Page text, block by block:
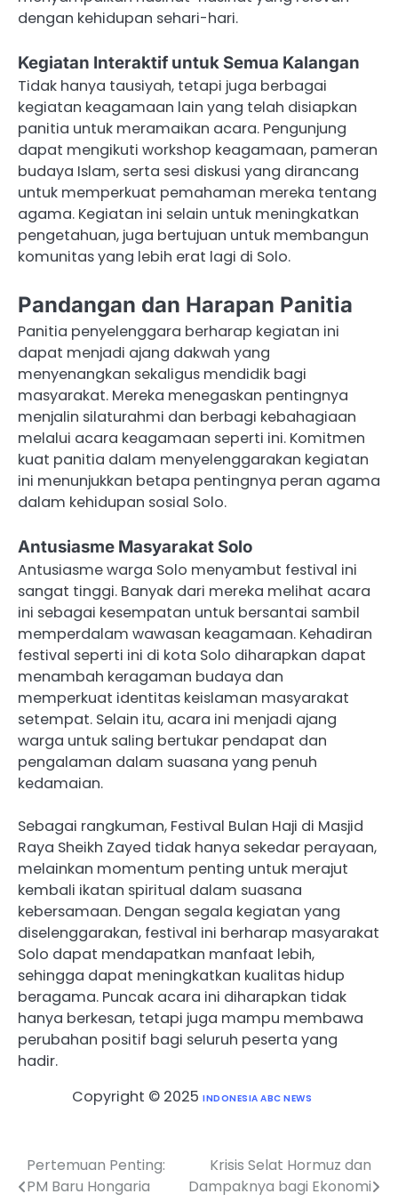
dengan kehidupan sehari-hari.
Kegiatan Interaktif untuk Semua Kalangan
Tidak hanya tausiyah, tetapi juga berbagai
kegiatan keagamaan lain yang telah disiapkan
panitia untuk meramaikan acara. Pengunjung
dapat mengikuti workshop keagamaan, pameran
budaya Islam, serta sesi diskusi yang dirancang
untuk memperkuat pemahaman mereka tentang
agama. Kegiatan ini selain untuk meningkatkan
pengetahuan, juga bertujuan untuk membangun
komunitas yang lebih erat lagi di Solo.
Pandangan dan Harapan Panitia
Panitia penyelenggara berharap kegiatan ini
dapat menjadi ajang dakwah yang
menyenangkan sekaligus mendidik bagi
masyarakat. Mereka menegaskan pentingnya
menjalin silaturahmi dan berbagi kebahagiaan
melalui acara keagamaan seperti ini. Komitmen
kuat panitia dalam menyelenggarakan kegiatan
ini menunjukkan betapa pentingnya peran agama
dalam kehidupan sosial Solo.
Antusiasme Masyarakat Solo
Antusiasme warga Solo menyambut festival ini
sangat tinggi. Banyak dari mereka melihat acara
ini sebagai kesempatan untuk bersantai sambil
memperdalam wawasan keagamaan. Kehadiran
festival seperti ini di kota Solo diharapkan dapat
menambah keragaman budaya dan
memperkuat identitas keislaman masyarakat
setempat. Selain itu, acara ini menjadi ajang
warga untuk saling bertukar pendapat dan
pengalaman dalam suasana yang penuh
kedamaian.
Sebagai rangkuman, Festival Bulan Haji di Masjid
Raya Sheikh Zayed tidak hanya sekedar perayaan,
melainkan momentum penting untuk merajut
kembali ikatan spiritual dalam suasana
kebersamaan. Dengan segala kegiatan yang
diselenggarakan, festival ini berharap masyarakat
Solo dapat mendapatkan manfaat lebih,
sehingga dapat meningkatkan kualitas hidup
beragama. Puncak acara ini diharapkan tidak
hanya berkesan, tetapi juga mampu membawa
perubahan positif bagi seluruh peserta yang
hadir.
Copyright © 2025 INDONESIA ABC NEWS
Post
Pertemuan Penting:
PM Baru Hongaria
Krisis Selat Hormuz dan
Dampaknya bagi Ekonomi